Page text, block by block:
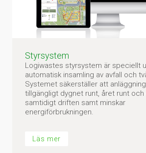
Styrsystem
Logiwastes styrsystem är speciellt
automatisk insamling av avfall och
Systemet säkerställer att
tillgängligt dygnet runt, året runt
samtidigt driften samt minskar
energiförbrukningen.
Läs mer